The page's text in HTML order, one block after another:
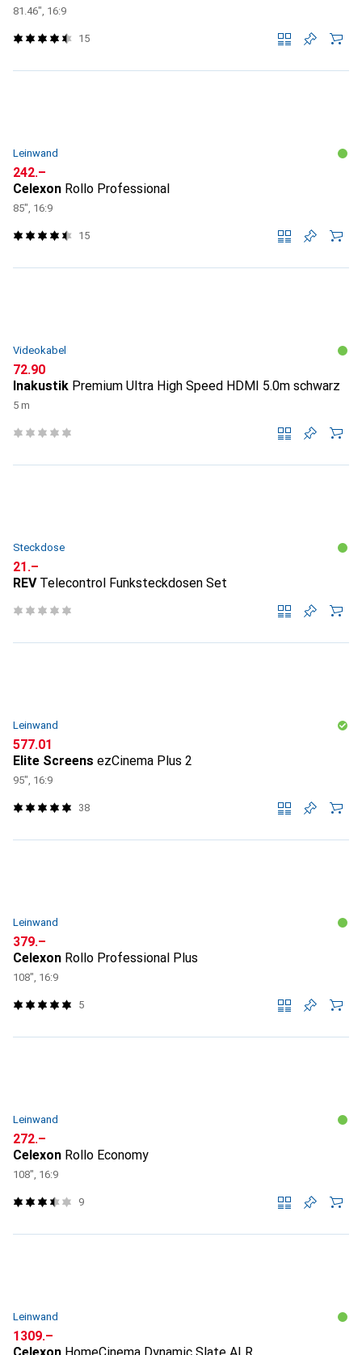
81.46", 16:9
15
Leinwand
CHF
242.–
Celexon Rollo Professional
85", 16:9
15
Videokabel
CHF
72.90
Inakustik Premium Ultra High Speed HDMI 5.0m schwarz
5 m
Steckdose
CHF
21.–
REV Telecontrol Funksteckdosen Set
Leinwand
CHF
577.01
Elite Screens ezCinema Plus 2
95", 16:9
38
Leinwand
CHF
379.–
Celexon Rollo Professional Plus
108", 16:9
5
Leinwand
CHF
272.–
Celexon Rollo Economy
108", 16:9
9
Leinwand
CHF
1309.–
Celexon HomeCinema Dynamic Slate ALR